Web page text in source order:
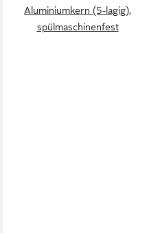
Aluminiumkern (5-lagig),
spülmaschinenfest